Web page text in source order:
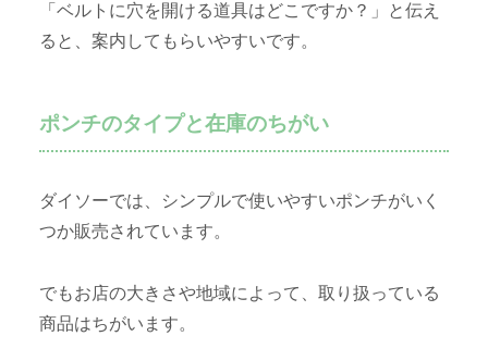
「ベルトに穴を開ける道具はどこですか？」と伝え
ると、案内してもらいやすいです。
ポンチのタイプと在庫のちがい
ダイソーでは、シンプルで使いやすいポンチがいく
つか販売されています。
でもお店の大きさや地域によって、取り扱っている
商品はちがいます。